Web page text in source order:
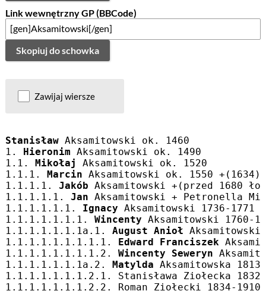
Link wewnętrzny GP (BBCode)
Skopiuj do schowka
Zawijaj wiersze
Stanisław Aksamitowski ok. 1460
1. Hieronim Aksamitowski ok. 1490
1.1. Mikołaj
Aksamitowski ok. 1520
1.1.1. Marcin Aksamitowski ok. 1550 +(1634)
1.1.1.1. Jakób Aksamitowski +(przed 1680
1.1.1.1.1. Jan Aksamitowski + Petronella
1.1.1.1.1.1. Ignacy Aksamitowski 1736-1771
1.1.1.1.1.1.1. Wincenty Aksamitowski 1760-
1.1.1.1.1.1.1a.1. August Anioł Aksamitowski
1.1.1.1.1.1.1.1.1. Edward Franciszek
1.1.1.1.1.1.1.1.2. Wincenty Seweryn
1.1.1.1.1.1.1a.2. Matylda Aksamitowska
1.1.1.1.1.1.1.2.1. Stanisława Ziołecka 1832-
1.1.1.1.1.1.1.2.2. Roman Ziołecki 1834-1910